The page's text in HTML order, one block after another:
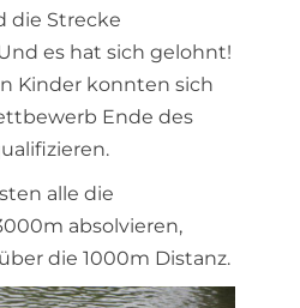
die Strecke
es hat sich gelohnt!
Kinder konnten sich
Ende des
alle die
absolvieren,
die 1000m Distanz.